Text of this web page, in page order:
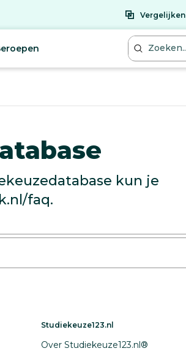
Vergelijken
kun je
faq.
Studiekeuze123.nl
Over Studiekeuze123.nl®